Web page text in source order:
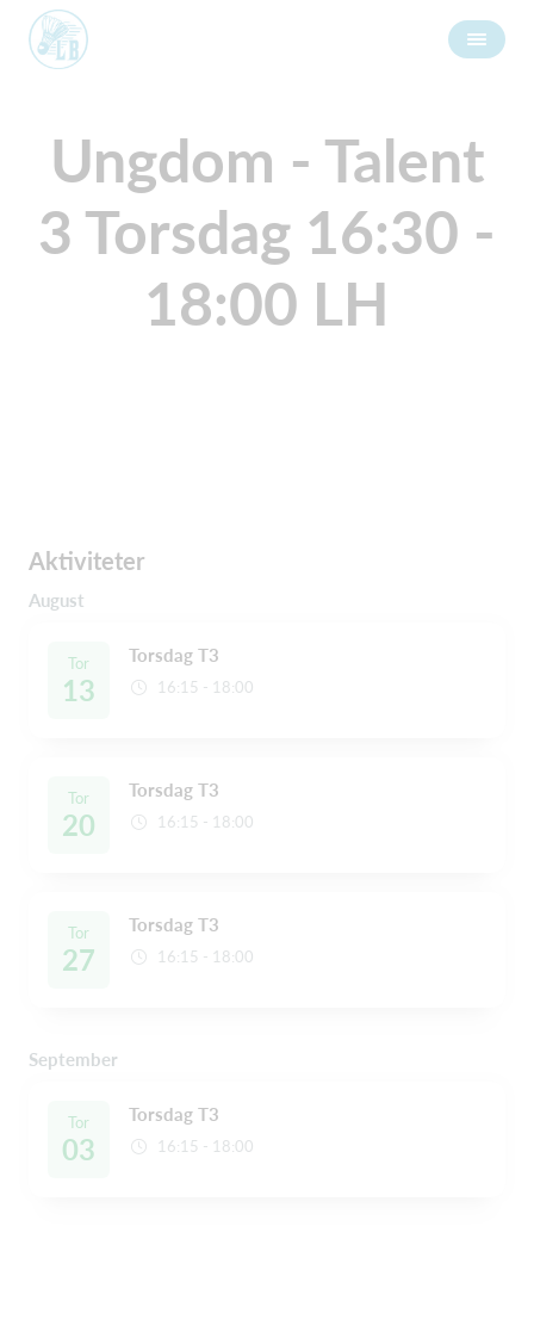
Ungdom - Talent
3 Torsdag 16:30 -
18:00 LH
Aktiviteter
August
Tor
13
Torsdag T3
16:15 - 18:00
Tor
20
Torsdag T3
16:15 - 18:00
Tor
27
Torsdag T3
16:15 - 18:00
September
Tor
03
Torsdag T3
16:15 - 18:00